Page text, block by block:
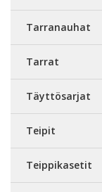
Tarranauhat
Tarrat
Täyttösarjat
Teipit
Teippikasetit